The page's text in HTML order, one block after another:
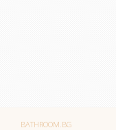
BATHROOM.BG